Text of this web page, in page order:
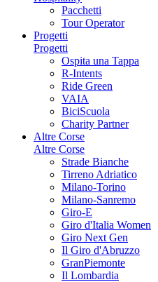
Pacchetti
Tour Operator
Progetti
Progetti
Ospita una Tappa
R-Intents
Ride Green
VAIA
BiciScuola
Charity Partner
Altre Corse
Altre Corse
Strade Bianche
Tirreno Adriatico
Milano-Torino
Milano-Sanremo
Giro-E
Giro d'Italia Women
Giro Next Gen
Il Giro d'Abruzzo
GranPiemonte
Il Lombardia